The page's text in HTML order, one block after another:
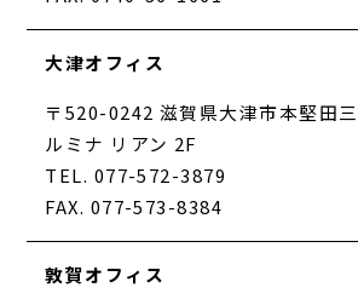
大津オフィス
〒520-0242 滋賀県大津市本堅田
ルミナ リアン 2F
TEL. 077-572-3879
FAX. 077-573-8384
敦賀オフィス